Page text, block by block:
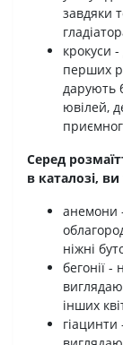
завдяки
крокуси
перших
дарують
ювілей,
Серед
в каталозі,
анемони
ніжні
бегонії
інших
гіацинти